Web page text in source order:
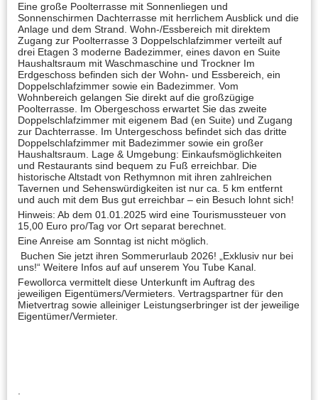
Eine große Poolterrasse mit Sonnenliegen und
Sonnenschirmen Dachterrasse mit herrlichem Ausblick und die
Anlage und dem Strand. Wohn-/Essbereich mit direktem
Zugang zur Poolterrasse 3 Doppelschlafzimmer verteilt auf
drei Etagen 3 moderne Badezimmer, eines davon en Suite
Haushaltsraum mit Waschmaschine und Trockner Im
Erdgeschoss befinden sich der Wohn- und Essbereich, ein
Doppelschlafzimmer sowie ein Badezimmer. Vom
Wohnbereich gelangen Sie direkt auf die großzügige
Poolterrasse. Im Obergeschoss erwartet Sie das zweite
Doppelschlafzimmer mit eigenem Bad (en Suite) und Zugang
zur Dachterrasse. Im Untergeschoss befindet sich das dritte
Doppelschlafzimmer mit Badezimmer sowie ein großer
Haushaltsraum. Lage & Umgebung: Einkaufsmöglichkeiten
und Restaurants sind bequem zu Fuß erreichbar. Die
historische Altstadt von Rethymnon mit ihren zahlreichen
Tavernen und Sehenswürdigkeiten ist nur ca. 5 km entfernt
und auch mit dem Bus gut erreichbar – ein Besuch lohnt sich!
Hinweis: Ab dem 01.01.2025 wird eine Tourismussteuer von
15,00 Euro pro/Tag vor Ort separat berechnet.
Eine Anreise am Sonntag ist nicht möglich.
Buchen Sie jetzt ihren Sommerurlaub 2026! „Exklusiv nur bei
uns!“ Weitere Infos auf auf unserem You Tube Kanal.
Fewollorca vermittelt diese Unterkunft im Auftrag des
jeweiligen Eigentümers/Vermieters. Vertragspartner für den
Mietvertrag sowie alleiniger Leistungserbringer ist der jeweilige
Eigentümer/Vermieter.